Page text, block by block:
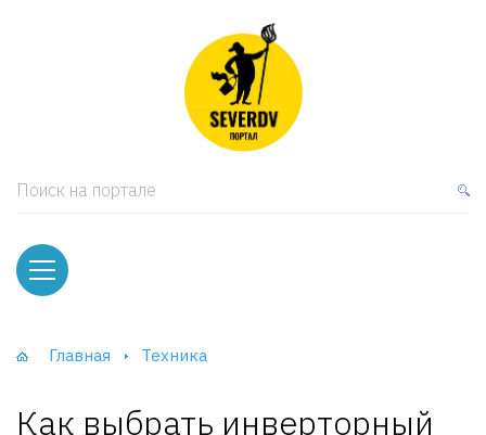
Поиск на портале
Главная Техника
Как выбрать инверторный
и тумбы
и Шкафы-Купе